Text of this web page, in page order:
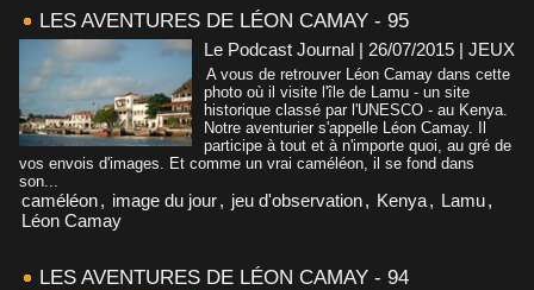
LES AVENTURES DE LÉON CAMAY - 95
Le Podcast Journal | 26/07/2015 | JEUX
A vous de retrouver Léon Camay dans cette
photo où il visite l'île de Lamu - un site
historique classé par l'UNESCO - au Kenya.
Notre aventurier s'appelle Léon Camay. Il
participe à tout et à n'importe quoi, au gré de
vos envois d'images. Et comme un vrai caméléon, il se fond dans
son...
caméléon, image du jour, jeu d'observation, Kenya, Lamu,
Léon Camay
LES AVENTURES DE LÉON CAMAY - 94